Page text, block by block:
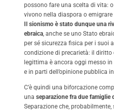
possono fare una scelta di vita:
vivono nella diaspora o emigrare
Il sionismo è stato dunque una
ebraica, anche se uno Stato
per sé sicurezza fisica per i suoi
condizione di precarietà: il diritto
legittima è ancora oggi messo
e in parti dell’opinione pubblica
C’è quindi una biforcazione
una separazione fra due famiglie
Separazione che,